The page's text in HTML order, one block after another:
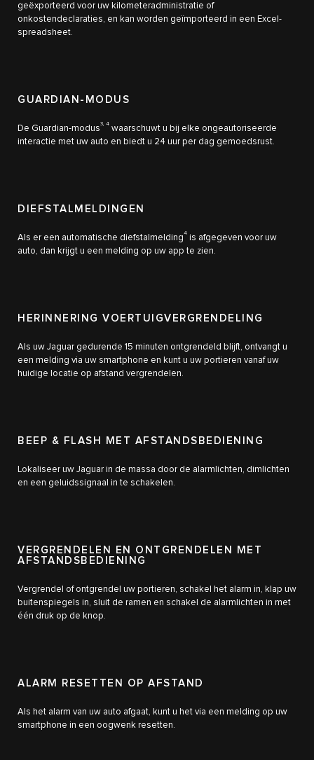
geëxporteerd voor uw kilometeradministratie of
onkostendeclaraties, en kan worden geïmporteerd in een Excel-
spreadsheet.
GUARDIAN-MODUS
De Guardian-modus3, 4 waarschuwt u bij elke ongeautoriseerde
interactie met uw auto en biedt u 24 uur per dag gemoedsrust.
DIEFSTALMELDINGEN
Als er een automatische diefstalmelding4 is afgegeven voor uw
auto, dan krijgt u een melding op uw app te zien.
HERINNERING VOERTUIGVERGRENDELING
Als uw Jaguar gedurende 15 minuten ontgrendeld blijft, ontvangt u
een melding via uw smartphone en kunt u uw portieren vanaf uw
huidige locatie op afstand vergrendelen.
BEEP & FLASH MET AFSTANDSBEDIENING
Lokaliseer uw Jaguar in de massa door de alarmlichten, dimlichten
en een geluidssignaal in te schakelen.
VERGRENDELEN EN ONTGRENDELEN MET
AFSTANDSBEDIENING
Vergrendel of ontgrendel uw portieren, schakel het alarm in, klap uw
buitenspiegels in, sluit de ramen en schakel de alarmlichten in met
één druk op de knop.
ALARM RESETTEN OP AFSTAND
Als het alarm van uw auto afgaat, kunt u het via een melding op uw
smartphone in een oogwenk resetten.